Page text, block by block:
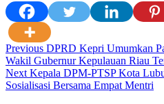
Post
navigation
Previous DPRD Kepri Umumkan
Wakil Gubernur Kepulauan Riau
Next Kepala DPM-PTSP Kota
Sosialisasi Bersama Empat Mentri